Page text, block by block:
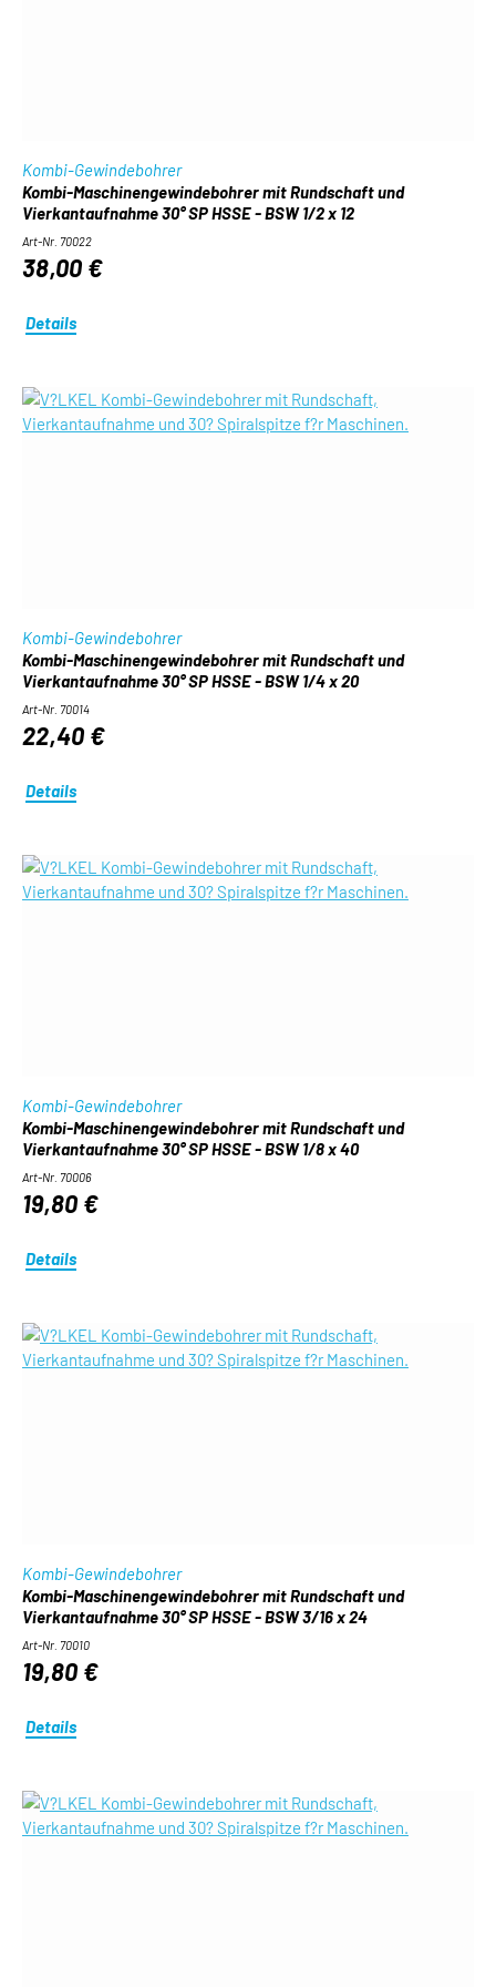
Kombi-Gewindebohrer
Kombi-Maschinengewindebohrer mit Rundschaft und
Vierkantaufnahme 30° SP HSSE - BSW 1/2 x 12
Art-Nr. 70022
38,00 €
Details
Kombi-Gewindebohrer
Kombi-Maschinengewindebohrer mit Rundschaft und
Vierkantaufnahme 30° SP HSSE - BSW 1/4 x 20
Art-Nr. 70014
22,40 €
Details
Kombi-Gewindebohrer
Kombi-Maschinengewindebohrer mit Rundschaft und
Vierkantaufnahme 30° SP HSSE - BSW 1/8 x 40
Art-Nr. 70006
19,80 €
Details
Kombi-Gewindebohrer
Kombi-Maschinengewindebohrer mit Rundschaft und
Vierkantaufnahme 30° SP HSSE - BSW 3/16 x 24
Art-Nr. 70010
19,80 €
Details